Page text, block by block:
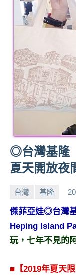
遊、
帶
路、
旅
遊
節
賓、
News
金
號
目
班
底、
◎台灣基隆
夏天開放夜
台灣 基隆
傑菲亞娃◎台灣
Heping Island
玩， 七年不見的
■【2019年夏天限